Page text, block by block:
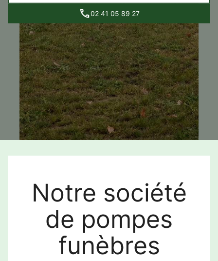
02 41 05 89 27
Notre société
de pompes
funèbres